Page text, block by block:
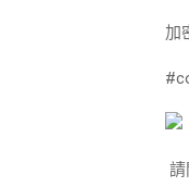
加
請